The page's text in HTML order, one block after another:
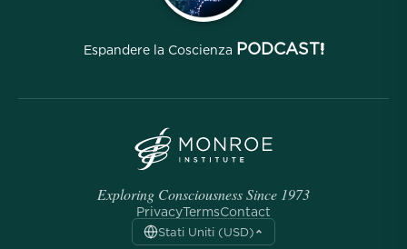
Espandere la Coscienza PODCAST!
Exploring Consciousness Since 1973
PrivacyTermsContact
Stati Uniti (USD)